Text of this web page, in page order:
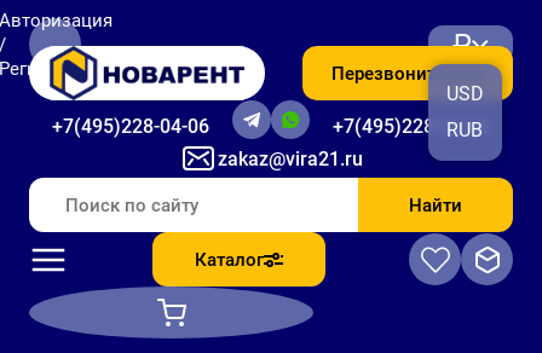
zakaz@vira21.ru
+7(495)228-04-06 +7(495)228-06-56
Перезвоните мне
₽
USD
RUB
Найти
Каталог